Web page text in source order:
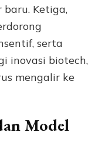
Ketiga,
serta
inovasi biotech,
mengalir ke
Model